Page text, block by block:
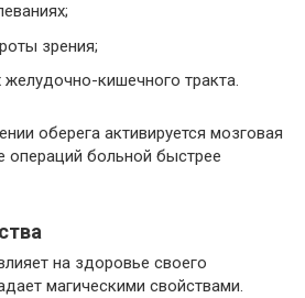
зрения;
желудочно-кишечного тракта.
оберега активируется мозговая
операций больной быстрее
на здоровье своего
магическими свойствами.